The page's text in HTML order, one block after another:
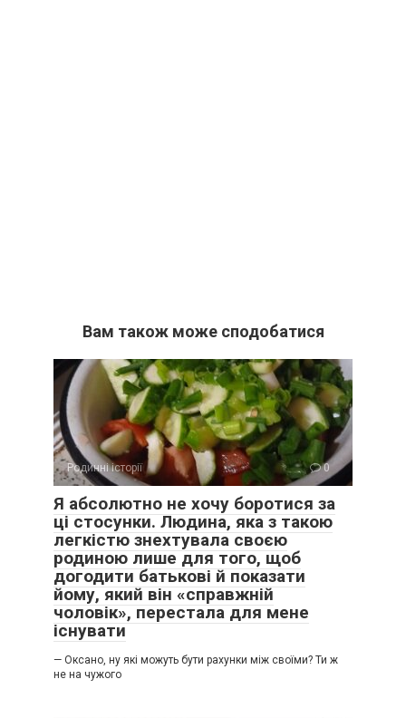
Вам також може сподобатися
Родинні історії 0
Я абсолютно не хочу боротися за
ці стосунки. Людина, яка з такою
легкістю знехтувала своєю
родиною лише для того, щоб
догодити батькові й показати
йому, який він «справжній
чоловік», перестала для мене
існувати
— Оксано, ну які можуть бути рахунки між своїми? Ти ж
не на чужого